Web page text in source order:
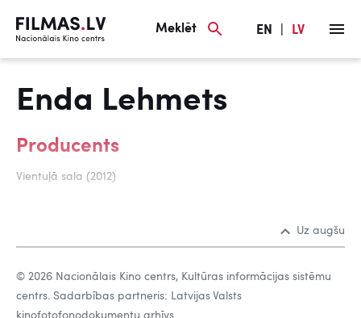
Meklēt EN LV
Enda Lehmets
Producents
Vientuļā sala (2012)
Uz augšu
© 2026 Nacionālais Kino centrs, Kultūras informācijas sistēmu
centrs. Sadarbības partneris: Latvijas Valsts
kinofotofonodokumentu arhīvs.